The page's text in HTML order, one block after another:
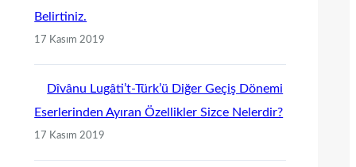
Belirtiniz.
17 Kasım 2019
Dîvânu Lugâti’t-Türk’ü Diğer Geçiş Dönemi
Eserlerinden Ayıran Özellikler Sizce Nelerdir?
17 Kasım 2019